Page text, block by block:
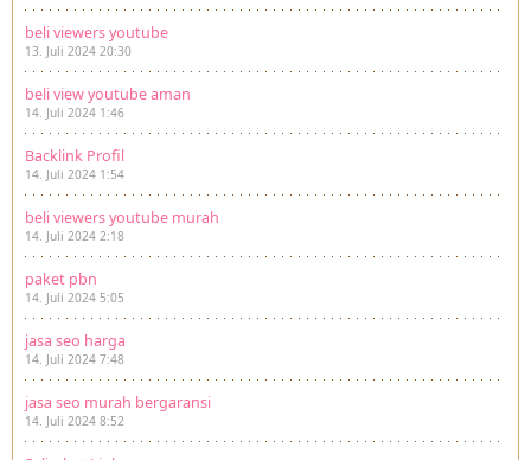
beli viewers youtube
13. Juli 2024 20:30
beli view youtube aman
14. Juli 2024 1:46
Backlink Profil
14. Juli 2024 1:54
beli viewers youtube murah
14. Juli 2024 2:18
paket pbn
14. Juli 2024 5:05
jasa seo harga
14. Juli 2024 7:48
jasa seo murah bergaransi
14. Juli 2024 8:52